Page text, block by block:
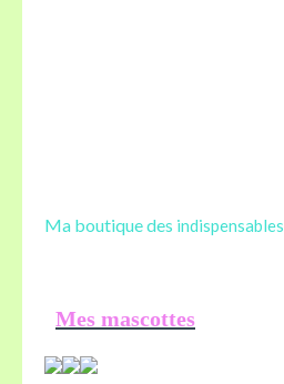
Ma boutique des indispensables
Mes mascottes